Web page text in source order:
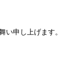
申し上げます。